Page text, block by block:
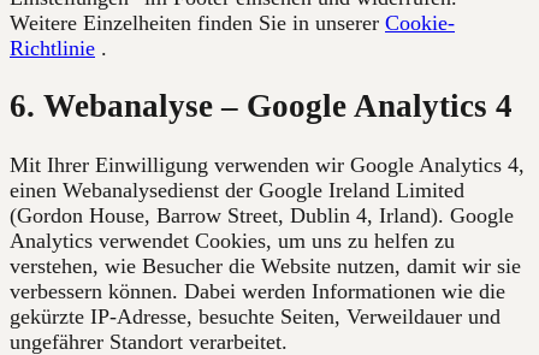
Weitere Einzelheiten finden Sie in unserer Cookie-
Richtlinie .
6. Webanalyse – Google Analytics 4
Mit Ihrer Einwilligung verwenden wir Google Analytics 4,
einen Webanalysedienst der Google Ireland Limited
(Gordon House, Barrow Street, Dublin 4, Irland). Google
Analytics verwendet Cookies, um uns zu helfen zu
verstehen, wie Besucher die Website nutzen, damit wir sie
verbessern können. Dabei werden Informationen wie die
gekürzte IP-Adresse, besuchte Seiten, Verweildauer und
ungefährer Standort verarbeitet.